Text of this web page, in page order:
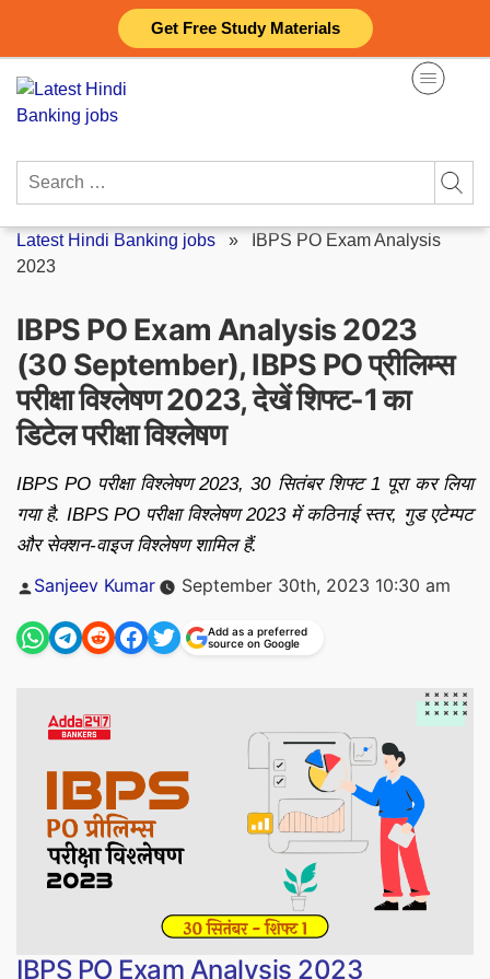
Get Free Study Materials
content
Search
Latest Hindi Banking jobs »
IBPS PO Exam Analysis
2023
IBPS PO Exam Analysis 2023
(30 September), IBPS PO प्रीलिम्स
परीक्षा विश्लेषण 2023, देखें शिफ्ट-1 का
डिटेल परीक्षा विश्लेषण
IBPS PO परीक्षा विश्लेषण 2023, 30 सितंबर शिफ्ट 1 पूरा कर लिया
गया है. IBPS PO परीक्षा विश्लेषण 2023 में कठिनाई स्तर, गुड एटेम्पट
और सेक्शन-वाइज विश्लेषण शामिल हैं.
Posted
Sanjeev Kumar September 30th, 2023 10:30 am
Add as a preferred
source on Google
IBPS PO Exam Analysis 2023